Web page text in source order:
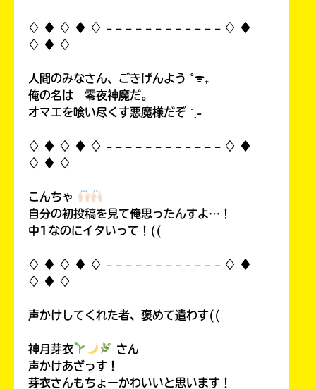
♢ ♦︎ ♢ ♦︎ ♢ 𓐄 𓐄 𓐄 𓐄 𓐄 𓐄 𓐄 𓐄 𓐄 𓐄 𓐄 𓐄 ♢ ♦︎
♢ ♦︎ ♢
人間のみなさん、ごきげんよう ˚ᯤ₊
俺の名は＿零夜神魔だ。
オマエを喰い尽くす悪魔様だぞ ˊˎ˗
♢ ♦︎ ♢ ♦︎ ♢ 𓐄 𓐄 𓐄 𓐄 𓐄 𓐄 𓐄 𓐄 𓐄 𓐄 𓐄 𓐄 ♢ ♦︎
♢ ♦︎ ♢
こんちゃ
自分の初投稿を見て俺思ったんすよ…！
中1なのにイタいって！((
♢ ♦︎ ♢ ♦︎ ♢ 𓐄 𓐄 𓐄 𓐄 𓐄 𓐄 𓐄 𓐄 𓐄 𓐄 𓐄 𓐄 ♢ ♦︎
♢ ♦︎ ♢
声かけしてくれた者、褒めて遣わす((
神月芽衣
さん
声かけあざっす！
芽衣さんもちょーかわいいと思います！